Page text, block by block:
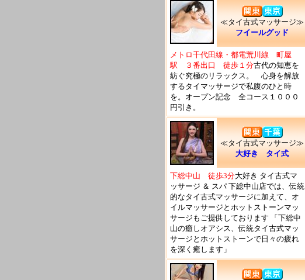
≪タイ古式マッサージ≫
フイールグッド
メトロ千代田線・都電荒川線 町屋
駅 ３番出口 徒歩１分古代の知恵を
紡ぐ究極のリラックス。 心身を解放
するタイマッサージで私腹のひと時
を。オープン記念 全コース１０００
円引き。
≪タイ古式マッサージ≫
大好き タイ式
下総中山 徒歩3分大好き タイ古式マ
ッサージ ＆ スパ 下総中山店では、伝統
的なタイ古式マッサージに加えて、オ
イルマッサージとホットストーンマッ
サージもご提供しております 「下総中
山の癒しオアシス、伝統タイ古式マッ
サージとホットストーンで日々の疲れ
を深く癒します」